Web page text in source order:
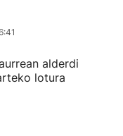
alderdi
lotura